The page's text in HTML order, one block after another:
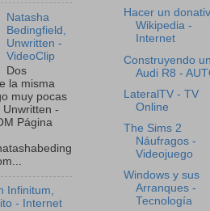
Natasha
Bedingfield,
Unwritten -
VideoClip
Dos
la misma
muy pocas
Unwritten -
Página
Infinitum,
- Internet
Hacer un
Wikipedia -
Internet
Construyendo
Audi R8 -
LateralTV - TV
Online
The Sims 2
Náufragos -
Videojuego
Windows y sus
Arranques -
Tecnología